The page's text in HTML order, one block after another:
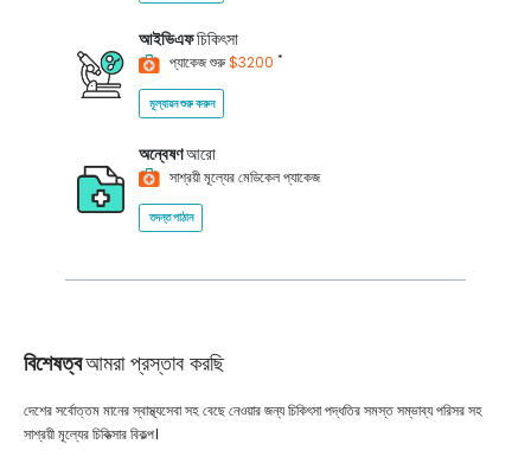
আইভিএফচিকিৎসা
প্যাকেজ শুরু$3200 *
মূল্যায়ন শুরু করুন
অন্বেষণআরো
সাশ্রয়ী মূল্যের মেডিকেল প্যাকেজ
তদন্ত পাঠান
বিশেষত্বআমরা প্রস্তাব করছি
দেশের সর্বোত্তম মানের স্বাস্থ্যসেবা সহ বেছে নেওয়ার জন্য চিকিৎসা পদ্ধতির সমস্ত সম্ভাব্য পরিসর সহ
সাশ্রয়ী মূল্যের চিকিত্সার বিকল্প।